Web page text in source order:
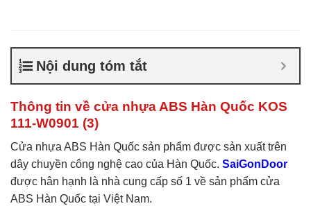
nhựa ABS Hàn Quốc là gì
Cửa nhựa ABS Hàn Quốc
tại TP Vĩnh,Cửa nhựa ABS
nhựa ABS KOS
Nội dung tóm tắt
Thông tin về cửa nhựa ABS Hàn Quốc KOS
111-W0901 (3)
Cửa nhựa ABS Hàn Quốc sản phẩm được sản xuất trên
dây chuyền công nghệ cao của Hàn Quốc. SaiGonDoor
được hân hạnh là nhà cung cấp số 1 về sản phẩm cửa
ABS Hàn Quốc tại Việt Nam.